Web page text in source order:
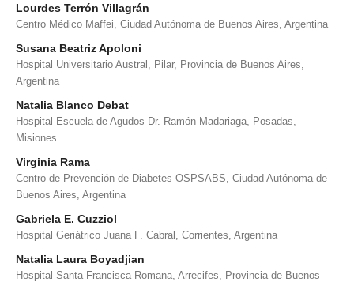
Lourdes Terrón Villagrán
Centro Médico Maffei, Ciudad Autónoma de Buenos Aires, Argentina
Susana Beatriz Apoloni
Hospital Universitario Austral, Pilar, Provincia de Buenos Aires,
Argentina
Natalia Blanco Debat
Hospital Escuela de Agudos Dr. Ramón Madariaga, Posadas,
Misiones
Virginia Rama
Centro de Prevención de Diabetes OSPSABS, Ciudad Autónoma de
Buenos Aires, Argentina
Gabriela E. Cuzziol
Hospital Geriátrico Juana F. Cabral, Corrientes, Argentina
Natalia Laura Boyadjian
Hospital Santa Francisca Romana, Arrecifes, Provincia de Buenos